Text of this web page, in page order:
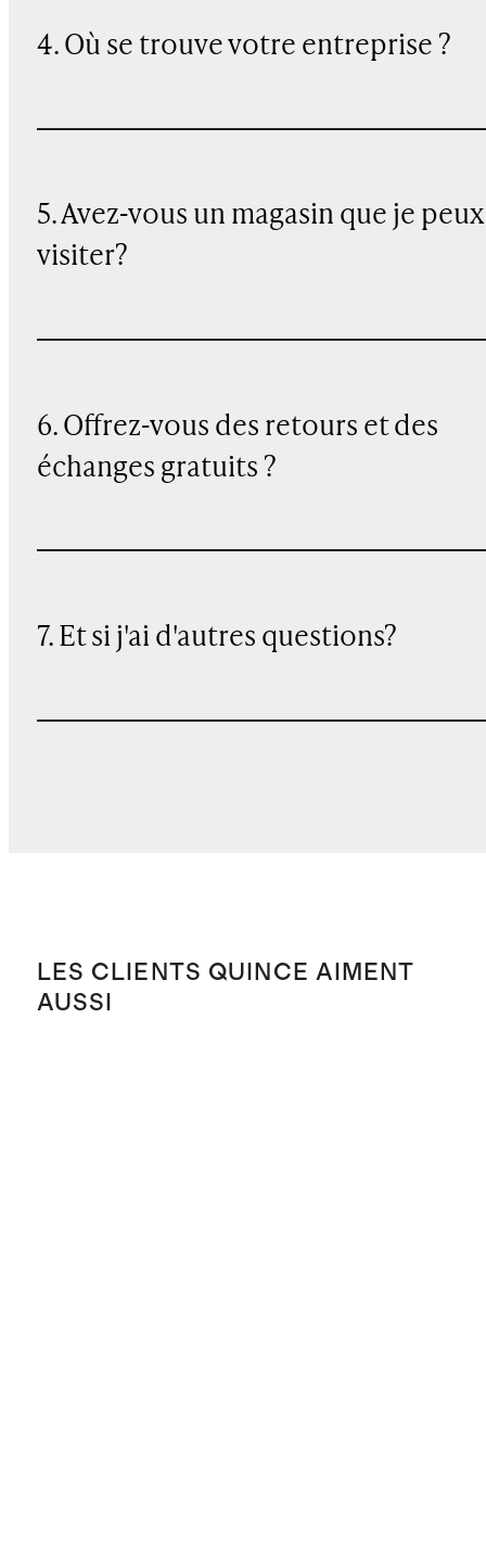
4. Où se trouve votre entreprise ?
5. Avez-vous un magasin que je peux
visiter?
6. Offrez-vous des retours et des
échanges gratuits ?
7. Et si j'ai d'autres questions?
LES CLIENTS QUINCE AIMENT
AUSSI